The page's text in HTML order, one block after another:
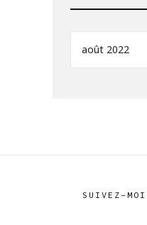
août 2022
SUIVEZ-MOI